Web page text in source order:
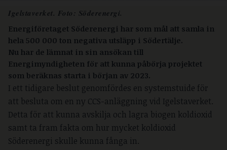
Igelstaverket. Foto: Söderenergi.
Energiföretaget Söderenergi har som mål att samla in
hela 500 000 ton negativa utsläpp i Södertälje.
Nu har de lämnat in sin ansökan till
Energimyndigheten för att kunna påbörja projektet
som beräknas starta i början av 2023.
I ett tidigare beslut genomfördes en systemstuide för
att besluta om en ny CCS-anläggning vid Igelstaverket.
Detta för att kunna avskilja och lagra biogen koldioxid
samt ta fram fakta om hur mycket koldioxid
Söderenergi skulle kunna fånga in.